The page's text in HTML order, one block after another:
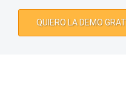
QUIERO LA DEMO